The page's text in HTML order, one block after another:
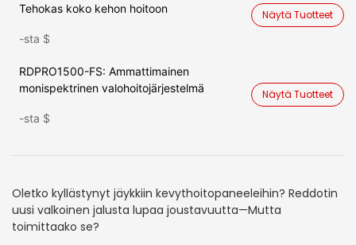
Tehokas koko kehon hoitoon
-sta $
Näytä Tuotteet
RDPRO1500-FS: Ammattimainen
monispektrinen valohoitojärjestelmä
-sta $
Näytä Tuotteet
Oletko kyllästynyt jäykkiin kevythoitopaneeleihin? Reddotin
uusi valkoinen jalusta lupaa joustavuutta—Mutta
toimittaako se?